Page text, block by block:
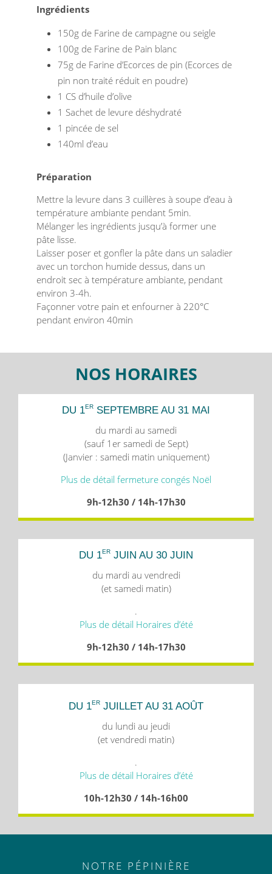
Ingrédients
150g de Farine de campagne ou seigle
100g de Farine de Pain blanc
75g de Farine d’Ecorces de pin (Ecorces de
pin non traité réduit en poudre)
1 CS d’huile d’olive
1 Sachet de levure déshydraté
1 pincée de sel
140ml d’eau
Préparation
Mettre la levure dans 3 cuillères à soupe d’eau à
température ambiante pendant 5min.
Mélanger les ingrédients jusqu’à former une
pâte lisse.
Laisser poser et gonfler la pâte dans un saladier
avec un torchon humide dessus, dans un
endroit sec à température ambiante, pendant
environ 3-4h.
Façonner votre pain et enfourner à 220°C
pendant environ 40min
NOS HORAIRES
DU 1ER SEPTEMBRE AU 31 MAI
du mardi au samedi
(sauf 1er samedi de Sept)
(Janvier : samedi matin uniquement)
Plus de détail fermeture congés Noël
9h-12h30 / 14h-17h30
DU 1ER JUIN AU 30 JUIN
du mardi au vendredi
(et samedi matin)
.
Plus de détail Horaires d’été
9h-12h30 / 14h-17h30
DU 1ER JUILLET AU 31 AOÛT
du lundi au jeudi
(et vendredi matin)
.
Plus de détail Horaires d’été
10h-12h30 / 14h-16h00
NOTRE PÉPINIÈRE